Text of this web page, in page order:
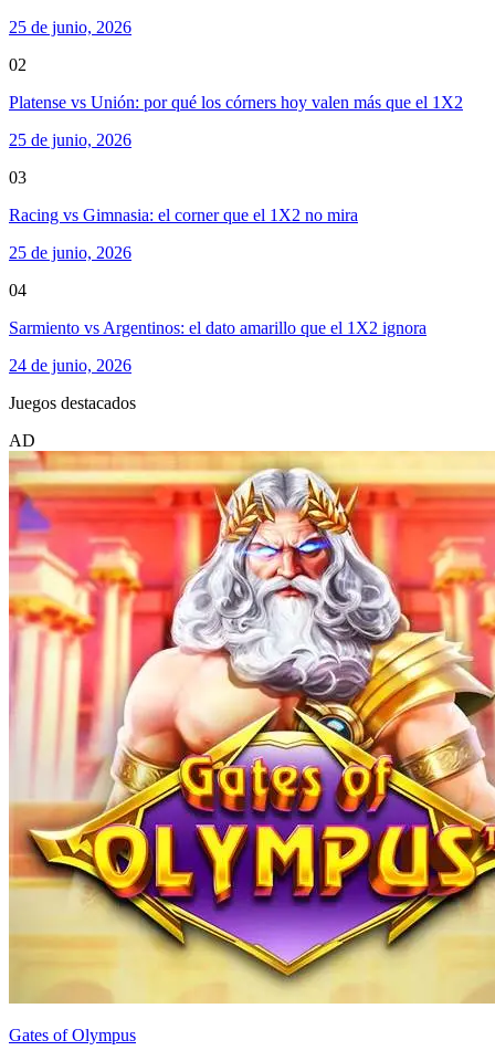
25 de junio, 2026
02
Platense vs Unión: por qué los córners hoy valen más que el 1X2
25 de junio, 2026
03
Racing vs Gimnasia: el corner que el 1X2 no mira
25 de junio, 2026
04
Sarmiento vs Argentinos: el dato amarillo que el 1X2 ignora
24 de junio, 2026
Juegos destacados
AD
Gates of Olympus